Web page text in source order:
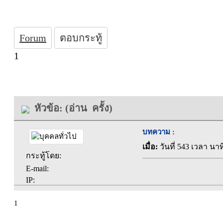
Forum
ตอบกระทู้
1
หัวข้อ: (อ่าน ครั้ง)
กระทู้โดย:
E-mail:
IP:
บทความ :
เมื่อ: วันที่ 543 เวลา นา
1